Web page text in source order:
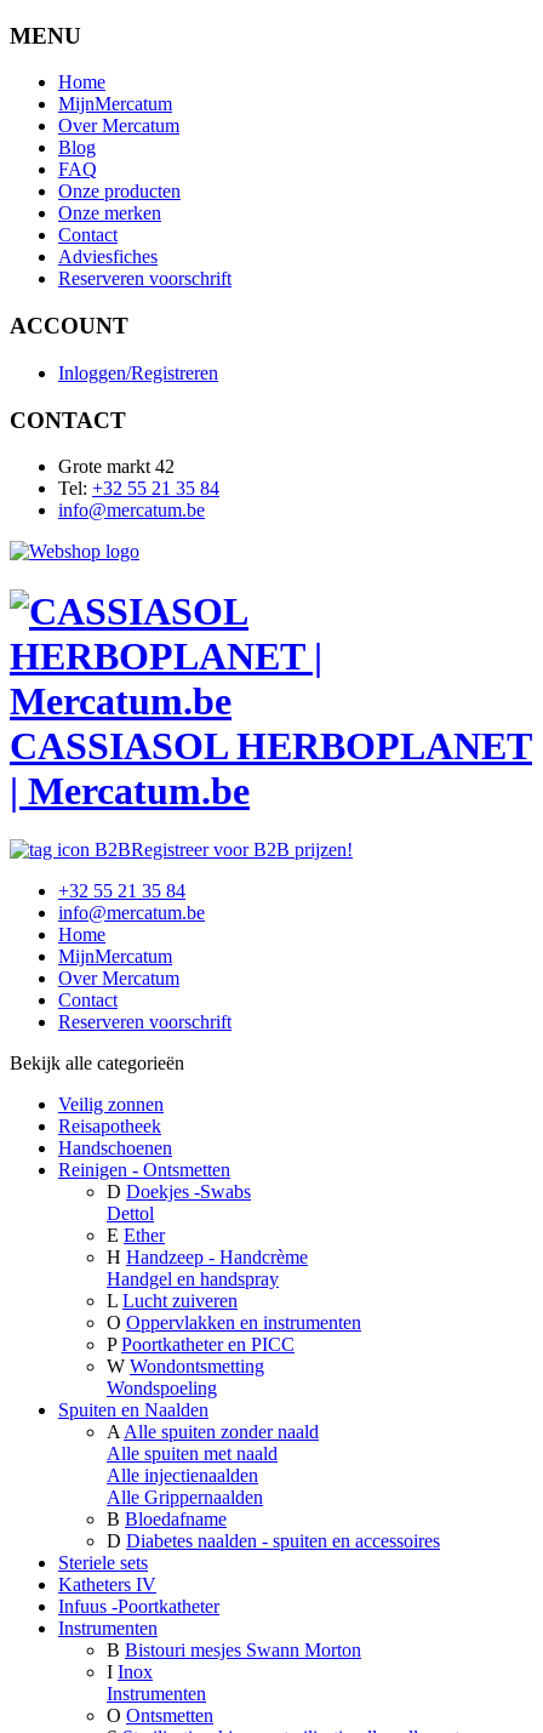
MENU
Home
MijnMercatum
Over Mercatum
Blog
FAQ
Onze producten
Onze merken
Contact
Adviesfiches
Reserveren voorschrift
ACCOUNT
Inloggen/Registreren
CONTACT
Grote markt 42
Tel: +32 55 21 35 84
info@mercatum.be
CASSIASOL HERBOPLANET
| Mercatum.be
Registreer voor B2B prijzen!
+32 55 21 35 84
info@mercatum.be
Home
MijnMercatum
Over Mercatum
Contact
Reserveren voorschrift
Bekijk alle categorieën
Veilig zonnen
Reisapotheek
Handschoenen
Reinigen - Ontsmetten
D Doekjes -Swabs
Dettol
E Ether
H Handzeep - Handcrème
Handgel en handspray
L Lucht zuiveren
O Oppervlakken en instrumenten
P Poortkatheter en PICC
W Wondontsmetting
Wondspoeling
Spuiten en Naalden
A Alle spuiten zonder naald
Alle spuiten met naald
Alle injectienaalden
Alle Grippernaalden
B Bloedafname
D Diabetes naalden - spuiten en accessoires
Steriele sets
Katheters IV
Infuus -Poortkatheter
Instrumenten
B Bistouri mesjes Swann Morton
I Inox
Instrumenten
O Ontsmetten